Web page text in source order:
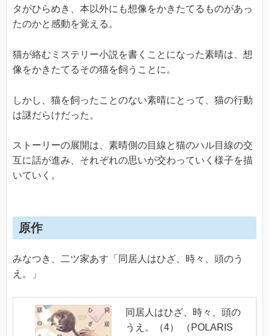
タがひらめき、本以外にも想像をかきたてるものがあっ
たのかと感動を覚える。
猫が絡むミステリー小説を書くことになった素晴は、想
像をかきたてるその猫を飼うことに。
しかし、猫を飼ったことのない素晴にとって、猫の行動
は謎だらけだった。
ストーリーの展開は、素晴側の目線と猫のハル目線の交
互に話が進み、それぞれの思いが交わっていく様子を描
いていく。
原作
みなつき、二ツ家あす「同居人はひざ、時々、頭のう
え。」
同居人はひざ、時々、頭の
うえ。（4） （POLARIS